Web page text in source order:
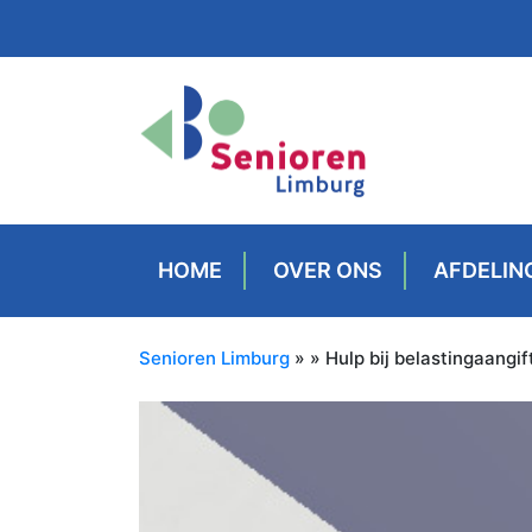
HOME OVER ONS
Senioren Limburg » » Hulp bij